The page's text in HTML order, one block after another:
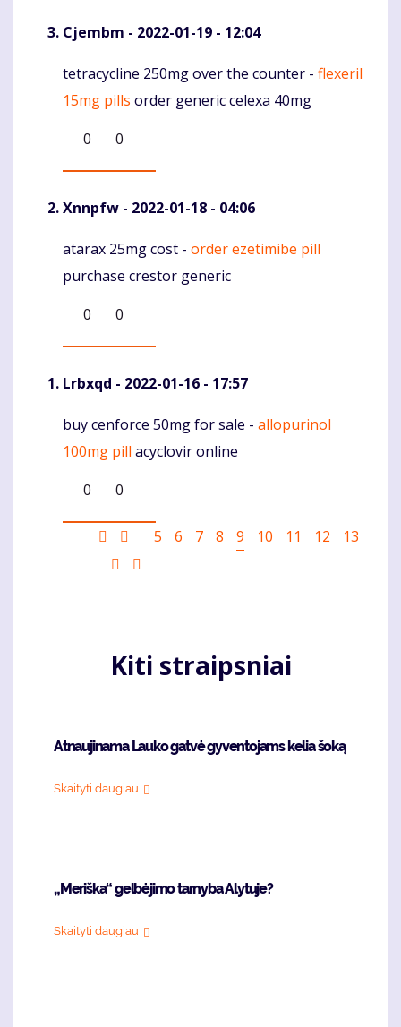
Cjembm - 2022-01-19 - 12:04
Komentaras
tetracycline 250mg over the counter - flexeril
15mg pills order generic celexa 40mg
0
0
Xnnpfw - 2022-01-18 - 04:06
Komentaras
atarax 25mg cost - order ezetimibe pill
purchase crestor generic
0
0
Lrbxqd - 2022-01-16 - 17:57
Komentaras
buy cenforce 50mg for sale - allopurinol
100mg pill acyclovir online
0
0
Pagination
First
page
Ankstesnis
puslapis
Puslapis
5 Puslapis
6 Puslapis
7 Puslapis
8
Current
9 Puslapis
10 Puslapis
11 Puslapis
12 Puslapis
13
Sekantis
Kiti straipsniai
Atnaujinama Lauko gatvė gyventojams kelia šoką
Skaityti daugiau
„Meriška“ gelbėjimo tarnyba Alytuje?
Skaityti daugiau